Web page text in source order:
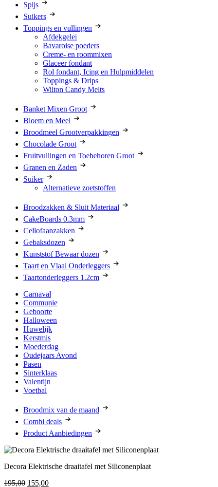
Spijs
Suikers
Toppings en vullingen
Afdekgelei
Bavaroise poeders
Creme- en roommixen
Glaceer fondant
Rol fondant, Icing en Hulpmiddelen
Toppings & Drips
Wilton Candy Melts
Banket Mixen Groot
Bloem en Meel
Broodmeel Grootverpakkingen
Chocolade Groot
Fruitvullingen en Toebehoren Groot
Granen en Zaden
Suiker
Alternatieve zoetstoffen
Broodzakken & Sluit Materiaal
CakeBoards 0.3mm
Cellofaanzakken
Gebaksdozen
Kunststof Bewaar dozen
Taart en Vlaai Onderleggers
Taartonderleggers 1.2cm
Carnaval
Communie
Geboorte
Halloween
Huwelijk
Kerstmis
Moederdag
Oudejaars Avond
Pasen
Sinterklaas
Valentijn
Voetbal
Broodmix van de maand
Combi deals
Product Aanbiedingen
Decora Elektrische draaitafel met Siliconenplaat
195,00 Oorspronkelijke
155,00Huidige